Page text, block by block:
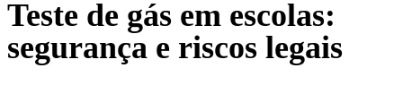
Teste de gás em escolas:
segurança e riscos legais